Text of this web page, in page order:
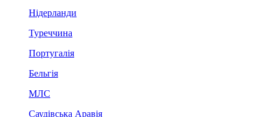
Нідерланди
Туреччина
Португалія
Бельгія
МЛС
Саудівська Аравія